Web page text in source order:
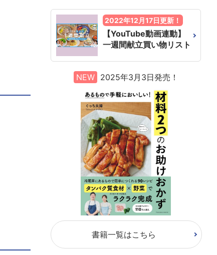
2022年12月17日更新！
【YouTube動画連動】
一週間献立買い物リスト
NEW 2025年3月3日発売！
書籍一覧はこちら